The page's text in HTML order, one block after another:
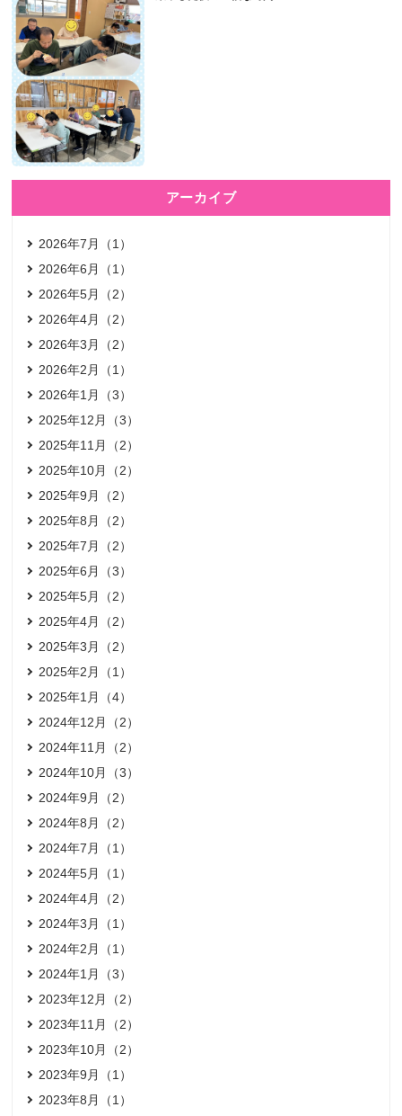
アーカイブ
2026年7月（1）
2026年6月（1）
2026年5月（2）
2026年4月（2）
2026年3月（2）
2026年2月（1）
2026年1月（3）
2025年12月（3）
2025年11月（2）
2025年10月（2）
2025年9月（2）
2025年8月（2）
2025年7月（2）
2025年6月（3）
2025年5月（2）
2025年4月（2）
2025年3月（2）
2025年2月（1）
2025年1月（4）
2024年12月（2）
2024年11月（2）
2024年10月（3）
2024年9月（2）
2024年8月（2）
2024年7月（1）
2024年5月（1）
2024年4月（2）
2024年3月（1）
2024年2月（1）
2024年1月（3）
2023年12月（2）
2023年11月（2）
2023年10月（2）
2023年9月（1）
2023年8月（1）